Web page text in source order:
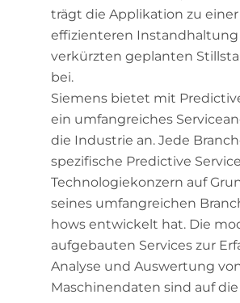
trägt die Applikation zu einer
effizienteren
verkürzten geplanten
bei.
Siemens bietet mit
ein umfangreiches
die Industrie an. Jede
spezifische Predictive
Technologiekonzern auf
seines umfangreichen
hows entwickelt hat. Die
aufgebauten Services zur
Analyse und Auswertung
Maschinendaten sind auf die